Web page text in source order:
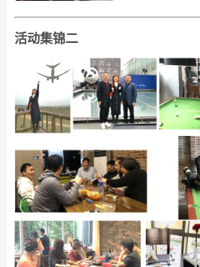
活动集锦二